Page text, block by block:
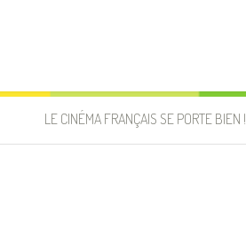
LE CINÉMA FRANÇAIS SE PORTE BIEN !